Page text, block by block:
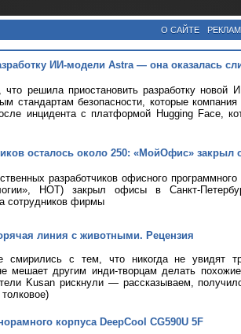
О САЙТЕ
ИИ-модели Astra — она оказалась
что решила приостановить разработку новой
стандартам безопасности, которые
инцидента с платформой Hugging Face,
осталось около 250: «МойОфис» закрыл
разработчиков офисного
НОТ) закрыл офисы в Санкт-
сотрудников фирмы
линия с животными. Рецензия
смирились с тем, что никогда не увидят
мешает другим инди-творцам делать
Kusan рискнули — рассказываем,
корпуса DeepCool CG590U 5F